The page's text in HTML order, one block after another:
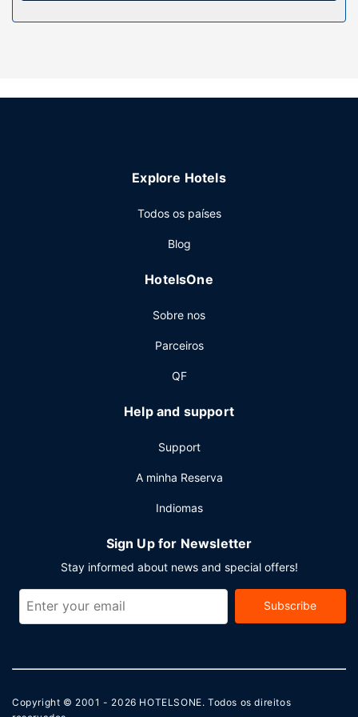
Serviço do hotel
no espaço comum. O espaço inclui também
pequeno-almoço continental grátis, servido diariamente
As principais comodidades incluem registo de saída
estacionamento grátis no local.
Explore Hotels
Todos os países
Blog
HotelsOne
Sobre nos
Parceiros
QF
Help and support
Support
A minha Reserva
Indiomas
Sign Up for Newsletter
Stay informed about news and special offers!
Subscribe
Copyright © 2001 - 2026 HOTELSONE. Todos os direitos